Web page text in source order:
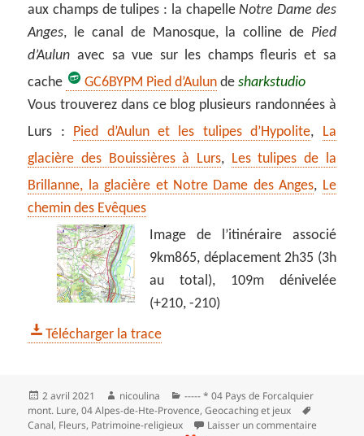
aux champs de tulipes : la chapelleNotre Dame des
Anges, le canal de Manosque, la colline de Pied
d’Aulun avec sa vue sur les champs fleuris et sa
cache
GC6BYPM Pied d’Aulun desharkstudio
Vous trouverez dans ce blog plusieurs randonnées à
Lurs : Pied d’Aulun et les tulipes d’Hypolite, La
glacière des Bouissières à Lurs, Les tulipes de la
Brillanne, la glacière et Notre Dame des Anges, Le
chemin des Evêques
Image de l’itinéraire associé
9km865, déplacement 2h35 (3h
au total), 109m dénivelée
(+210, -210)
Télécharger la trace
Publié
le
2 avril 2021 Auteur
nicoulina Catégories
----- * 04 Pays de Forcalquier
mont. Lure,04 Alpes-de-Hte-Provence,Geocaching et jeux
Canal, Fleurs, Patrimoine-religieux Laisser un commentaire